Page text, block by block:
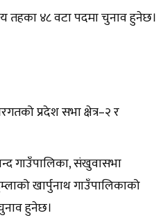
तहका ४८ वटा पदमा चुनाव हुनेछ।
प्रदेश सभा क्षेत्र–२ र
गाउँपालिका, संखुवासभा
खार्पुनाथ गाउँपालिकाको
हुनेछ।